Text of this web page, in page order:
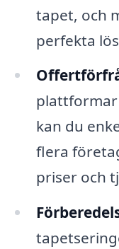
tapet, och
perfekta
kan du
flera
priser och